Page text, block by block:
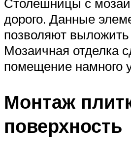
дорого. Данные
позволяют выложить
Мозаичная отделка
помещение намного
Монтаж
поверхность